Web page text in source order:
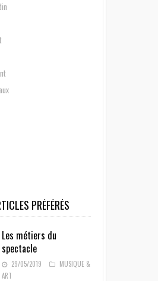
PRÉFÉRÉS
Les métiers du
spectacle
29/05/2019
MUSIQUE &
ART